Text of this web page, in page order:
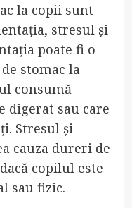
la copii sunt
stresul și
poate fi o
stomac la
consumă
digerat sau care
Stresul și
cauza dureri de
copilul este
sau fizic.